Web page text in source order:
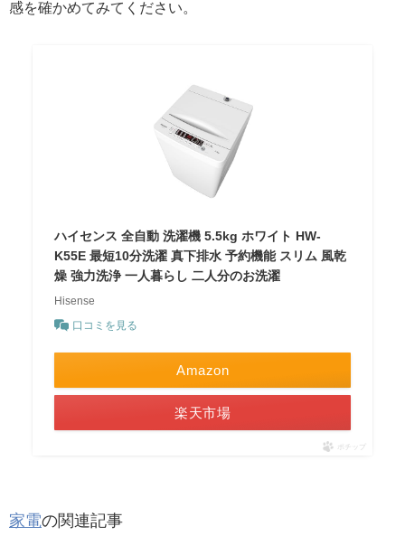
感を確かめてみてください。
ハイセンス 全自動 洗濯機 5.5kg ホワイト HW-
K55E 最短10分洗濯 真下排水 予約機能 スリム 風乾
燥 強力洗浄 一人暮らし 二人分のお洗濯
Hisense
口コミを見る
Amazon
楽天市場
ポチップ
家電の関連記事